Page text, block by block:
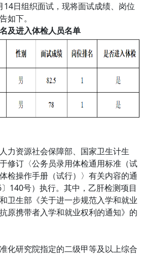
14日组织面试，现将面试成绩、岗位
如下。
及进入体检人员名单
力资源社会保障部、国家卫生计生
修订〈公务员录用体检通用标准（试
检操作手册（试行）〉有关内容的通
140号）执行。其中，乙肝检测项目
卫生部《关于进一步规范入学和就业
原携带者入学和就业权利的通知》的
化研究院指定的二级甲等及以上综合